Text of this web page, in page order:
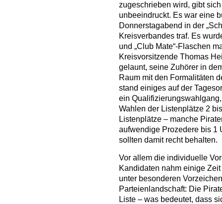
zugeschrieben wird, gibt
unbeeindruckt. Es war eine
Donnerstagabend in der
Kreisverbandes traf. Es
und „Club Mate“-Flaschen
Kreisvorsitzende Thomas
gelaunt, seine Zuhörer in
Raum mit den Formalitäten
stand einiges auf der
ein
Wahlen der Listenplätze 2
Listenplätze – manche
aufwendige Prozedere bis 1
sollten damit recht behalten.
Vor allem die individuelle
Kandidaten nahm einige
unter besonderen
Parteienlandschaft: Die
Liste – was bedeutet, dass